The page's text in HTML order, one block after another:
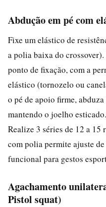
Abdução em pé com
Fixe um elástico de
a polia baixa do
ponto de fixação, com a
elástico (tornozelo ou
o pé de apoio firme,
mantendo o joelho
Realize 3 séries de 12 a
com polia permite ajuste
funcional para gestos
Agachamento
Pistol squat)